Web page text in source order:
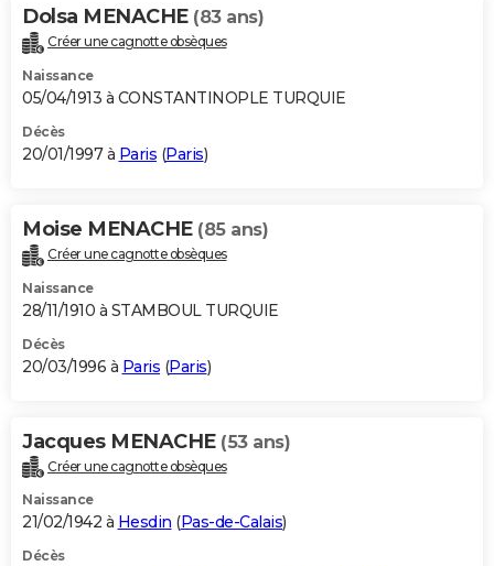
Dolsa MENACHE (83 ans)
Créer une cagnotte obsèques
Naissance
05/04/1913 à CONSTANTINOPLE TURQUIE
Décès
20/01/1997 à Paris (Paris)
Moise MENACHE (85 ans)
Créer une cagnotte obsèques
Naissance
28/11/1910 à STAMBOUL TURQUIE
Décès
20/03/1996 à Paris (Paris)
Jacques MENACHE (53 ans)
Créer une cagnotte obsèques
Naissance
21/02/1942 à Hesdin (Pas-de-Calais)
Décès